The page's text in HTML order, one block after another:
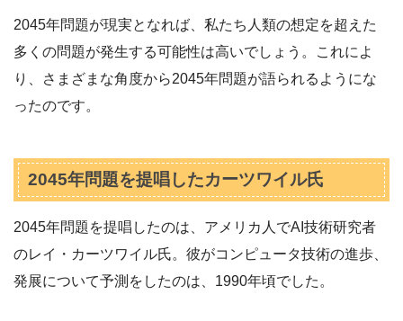
2045年問題が現実となれば、私たち人類の想定を超えた
多くの問題が発生する可能性は高いでしょう。これによ
り、さまざまな角度から2045年問題が語られるようにな
ったのです。
2045年問題を提唱したカーツワイル氏
2045年問題を提唱したのは、アメリカ人でAI技術研究者
のレイ・カーツワイル氏。彼がコンピュータ技術の進歩、
発展について予測をしたのは、1990年頃でした。